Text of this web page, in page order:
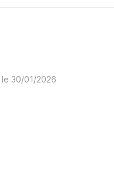
le 30/01/2026